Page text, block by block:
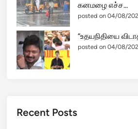
கனமழை எச்ச...
posted on 04/08/
“உதயநிதியை
posted on 04/08/
Recent Posts